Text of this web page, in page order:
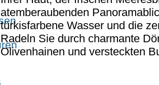
atemberaubenden
türkisfarbene Wasser und die
Radeln Sie durch charmante
Olivenhainen und versteckten